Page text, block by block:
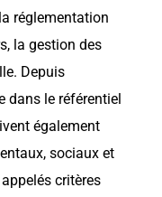
réglementation
la gestion des
Depuis
dans le référentiel
également
sociaux et
critères